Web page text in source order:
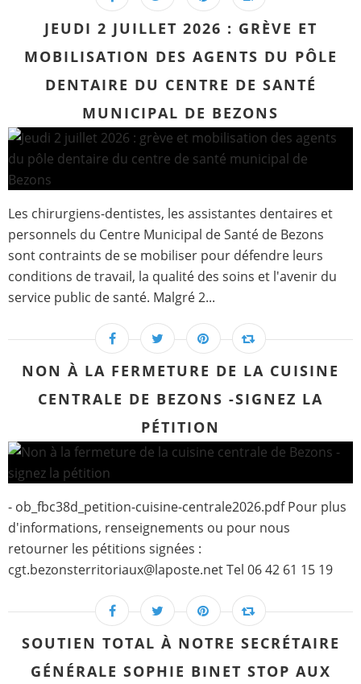
JEUDI 2 JUILLET 2026 : GRÈVE ET
MOBILISATION DES AGENTS DU PÔLE
DENTAIRE DU CENTRE DE SANTÉ
MUNICIPAL DE BEZONS
Les chirurgiens-dentistes, les assistantes dentaires et
personnels du Centre Municipal de Santé de Bezons
sont contraints de se mobiliser pour défendre leurs
conditions de travail, la qualité des soins et l'avenir du
service public de santé. Malgré 2...
NON À LA FERMETURE DE LA CUISINE
CENTRALE DE BEZONS -SIGNEZ LA
PÉTITION
- ob_fbc38d_petition-cuisine-centrale2026.pdf Pour plus
d'informations, renseignements ou pour nous
retourner les pétitions signées :
cgt.bezonsterritoriaux@laposte.net Tel 06 42 61 15 19
SOUTIEN TOTAL À NOTRE SECRÉTAIRE
GÉNÉRALE SOPHIE BINET STOP AUX